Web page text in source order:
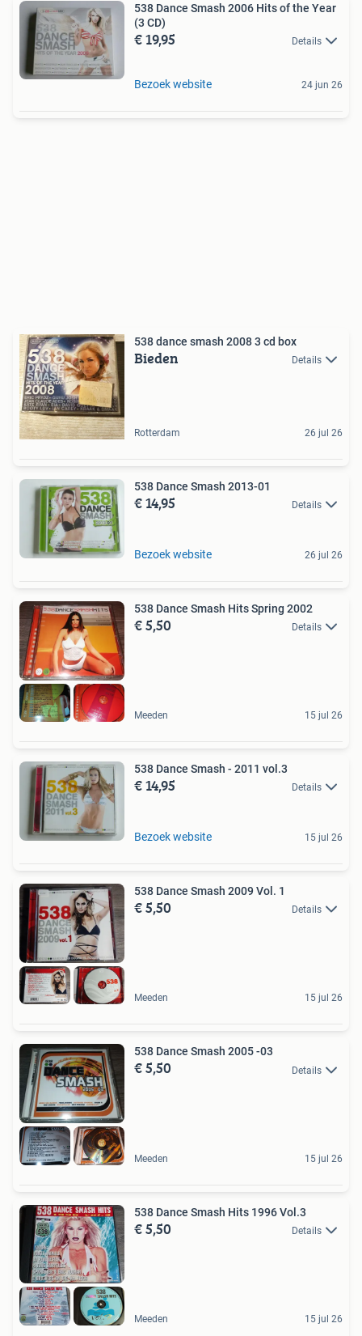
538 Dance Smash 2006 Hits of the Year
(3 CD)
€ 19,95 Details
Bezoek website 24 jun 26
538 dance smash 2008 3 cd box
Bieden Details
Rotterdam 26 jul 26
538 Dance Smash 2013-01
€ 14,95 Details
Bezoek website 26 jul 26
538 Dance Smash Hits Spring 2002
€ 5,50 Details
Meeden 15 jul 26
538 Dance Smash - 2011 vol.3
€ 14,95 Details
Bezoek website 15 jul 26
538 Dance Smash 2009 Vol. 1
€ 5,50 Details
Meeden 15 jul 26
538 Dance Smash 2005 -03
€ 5,50 Details
Meeden 15 jul 26
538 Dance Smash Hits 1996 Vol.3
€ 5,50 Details
Meeden 15 jul 26